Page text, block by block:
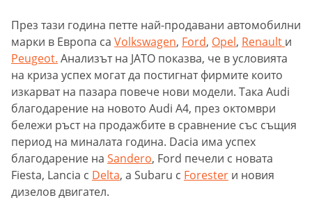
През тази година петте най-продавани автомобилни
марки в Европа са Volkswagen, Ford, Opel, Renault и
Peugeot. Анализът на JATO показва, че в условията
на криза успех могат да постигнат фирмите които
изкарват на пазара повече нови модели. Така Audi
благодарение на новото Audi A4, през октомври
бележи ръст на продажбите в сравнение със същия
период на миналата година. Dacia има успех
благодарение на Sanderо, Ford печели с новата
Fiestа, Lancia с Deltа, а Subaru с Forester и новия
дизелов двигател.